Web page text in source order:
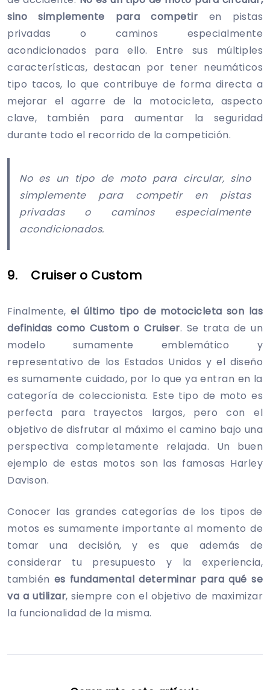
sino simplemente para competir en pistas
privadas o caminos especialmente
acondicionados para ello. Entre sus múltiples
características, destacan por tener neumáticos
tipo tacos, lo que contribuye de forma directa a
mejorar el agarre de la motocicleta, aspecto
clave, también para aumentar la seguridad
durante todo el recorrido de la competición.
No es un tipo de moto para circular, sino
simplemente para competir en pistas
privadas o caminos especialmente
acondicionados.
9. Cruiser o Custom
Finalmente, el último tipo de motocicleta son las
definidas como Custom o Cruiser. Se trata de un
modelo sumamente emblemático y
representativo de los Estados Unidos y el diseño
es sumamente cuidado, por lo que ya entran en la
categoría de coleccionista. Este tipo de moto es
perfecta para trayectos largos, pero con el
objetivo de disfrutar al máximo el camino bajo una
perspectiva completamente relajada. Un buen
ejemplo de estas motos son las famosas Harley
Davison.
Conocer las grandes categorías de los tipos de
motos es sumamente importante al momento de
tomar una decisión, y es que además de
considerar tu presupuesto y la experiencia,
también es fundamental determinar para qué se
va a utilizar, siempre con el objetivo de maximizar
la funcionalidad de la misma.